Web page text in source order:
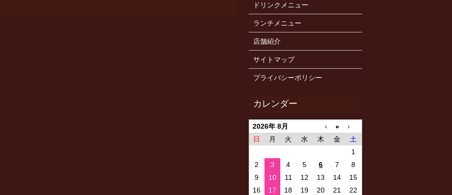
ドリンクメニュー
ランチメニュー
店舗紹介
サイトマップ
プライバシーポリシー
2026年 8月
日
月 火 水 木 金
土
1
2
3 4 5 6 7
8
9
10 11 12 13 14
15
16
17 18 19 20 21
22